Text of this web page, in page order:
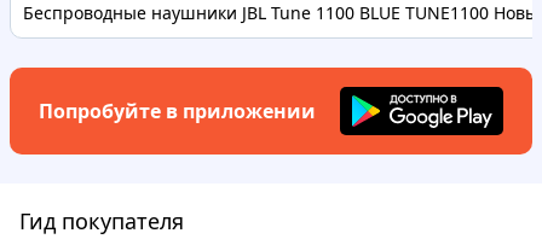
Беспроводные наушники JBL Tune 1100 BLUE TUNE1100
Попробуйте в приложении
Гид покупателя